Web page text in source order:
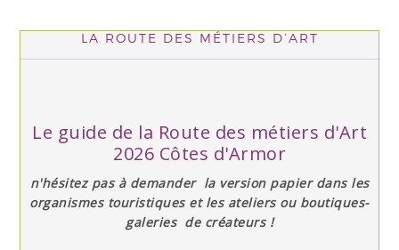
LA ROUTE DES MÉTIERS D’ART
Le guide de la Route des métiers d'Art
2026 Côtes d'Armor
n'hésitez pas à demander la version papier dans les
organismes touristiques et les ateliers ou boutiques-
galeries de créateurs !